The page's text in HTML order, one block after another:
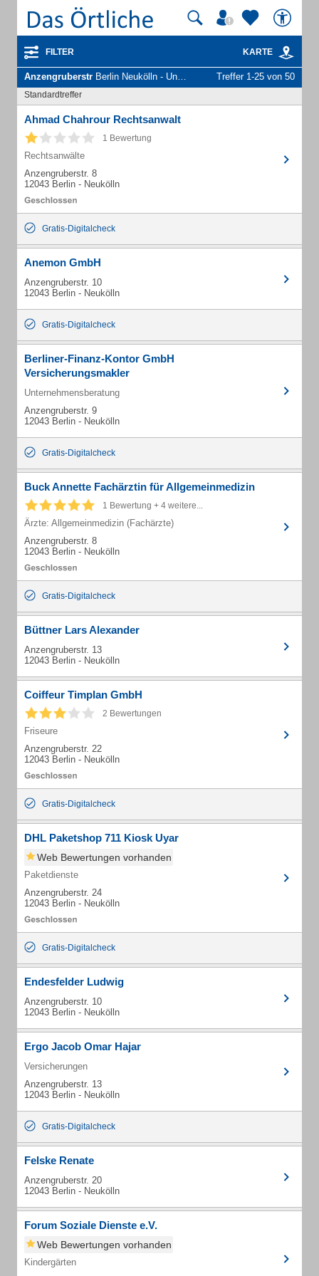
FILTER KARTE
Anzengruberstr Berlin Neukölln - Unternehmen und Personen Treffer 1-25 von 50
Standardtreffer
Ahmad Chahrour Rechtsanwalt
1 Bewertung
Rechtsanwälte
Anzengruberstr. 8
12043 Berlin - Neukölln
Gratis-Digitalcheck
Anemon GmbH
Anzengruberstr. 10
12043 Berlin - Neukölln
Gratis-Digitalcheck
Berliner-Finanz-Kontor GmbH
Versicherungsmakler
Unternehmensberatung
Anzengruberstr. 9
12043 Berlin - Neukölln
Gratis-Digitalcheck
Buck Annette Fachärztin für Allgemeinmedizin
1 Bewertung + 4 weitere...
Ärzte: Allgemeinmedizin (Fachärzte)
Anzengruberstr. 8
12043 Berlin - Neukölln
Gratis-Digitalcheck
Büttner Lars Alexander
Anzengruberstr. 13
12043 Berlin - Neukölln
Coiffeur Timplan GmbH
2 Bewertungen
Friseure
Anzengruberstr. 22
12043 Berlin - Neukölln
Gratis-Digitalcheck
DHL Paketshop 711 Kiosk Uyar
Web Bewertungen vorhanden
Paketdienste
Anzengruberstr. 24
12043 Berlin - Neukölln
Gratis-Digitalcheck
Endesfelder Ludwig
Anzengruberstr. 10
12043 Berlin - Neukölln
Ergo Jacob Omar Hajar
Versicherungen
Anzengruberstr. 13
12043 Berlin - Neukölln
Gratis-Digitalcheck
Felske Renate
Anzengruberstr. 20
12043 Berlin - Neukölln
Forum Soziale Dienste e.V.
Web Bewertungen vorhanden
Kindergärten